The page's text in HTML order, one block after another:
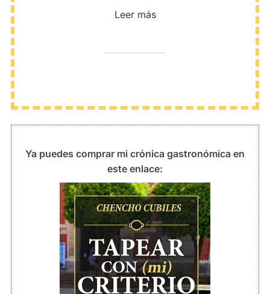
Leer más
Ya puedes comprar mi crónica gastronómica en
este enlace: